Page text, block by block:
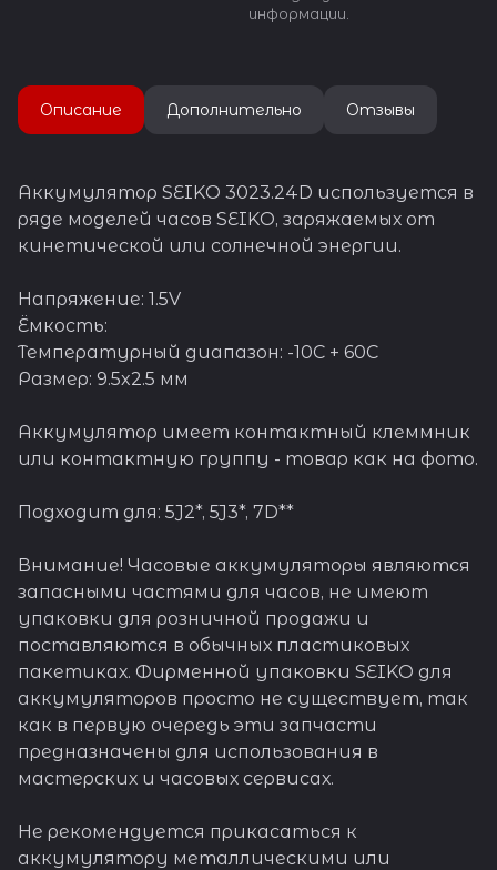
информации.
Описание Дополнительно Отзывы
Аккумулятор SEIKO 3023.24D используется в
ряде моделей часов SEIKO, заряжаемых от
кинетической или солнечной энергии.
Напряжение: 1.5V
Ёмкость:
Температурный диапазон: -10C + 60C
Размер: 9.5x2.5 мм
Аккумулятор имеет контактный клеммник
или контактную группу - товар как на фото.
Подходит для: 5J2*, 5J3*, 7D**
Внимание! Часовые аккумуляторы являются
запасными частями для часов, не имеют
упаковки для розничной продажи и
поставляются в обычных пластиковых
пакетиках. Фирменной упаковки SEIKO для
аккумуляторов просто не существует, так
как в первую очередь эти запчасти
предназначены для использования в
мастерских и часовых сервисах.
Не рекомендуется прикасаться к
аккумулятору металлическими или